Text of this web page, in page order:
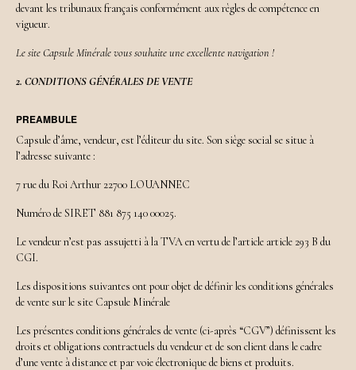
devant les tribunaux français conformément aux règles de compétence en
vigueur.
Le site Capsule Minérale vous souhaite une excellente navigation !
2. CONDITIONS GÉNÉRALES DE VENTE
PREAMBULE
Capsule d’âme, vendeur, est l’éditeur du site. Son siège social se situe à
l’adresse suivante :
7 rue du Roi Arthur 22700 LOUANNEC
Numéro de SIRET 881 875 140 00025.
Le vendeur n’est pas assujetti à la TVA en vertu de l’article article 293 B du
CGI.
Les dispositions suivantes ont pour objet de définir les conditions générales
de vente sur le site Capsule Minérale
Les présentes conditions générales de vente (ci-après “CGV”) définissent les
droits et obligations contractuels du vendeur et de son client dans le cadre
d’une vente à distance et par voie électronique de biens et produits.